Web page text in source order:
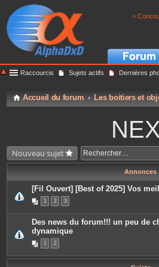
>
Raccourcis Sujets actifs Dernières
Accueil du forum Les boitiers et
Nouveau sujet
Annonces
[Fil Ouvert] [Best of 2025] Vos
1 2 3
Des news du forum!!! un peu de
dynamique
1 2